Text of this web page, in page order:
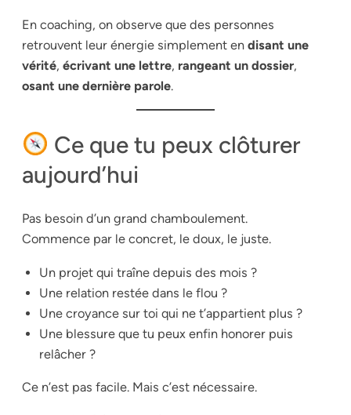
En coaching, on observe que des personnes
retrouvent leur énergie simplement en disant une
vérité, écrivant une lettre, rangeant un dossier,
osant une dernière parole.
Ce que tu peux clôturer
aujourd’hui
Pas besoin d’un grand chamboulement.
Commence par le concret, le doux, le juste.
Un projet qui traîne depuis des mois ?
Une relation restée dans le flou ?
Une croyance sur toi qui ne t’appartient plus ?
Une blessure que tu peux enfin honorer puis
relâcher ?
Ce n’est pas facile. Mais c’est nécessaire.